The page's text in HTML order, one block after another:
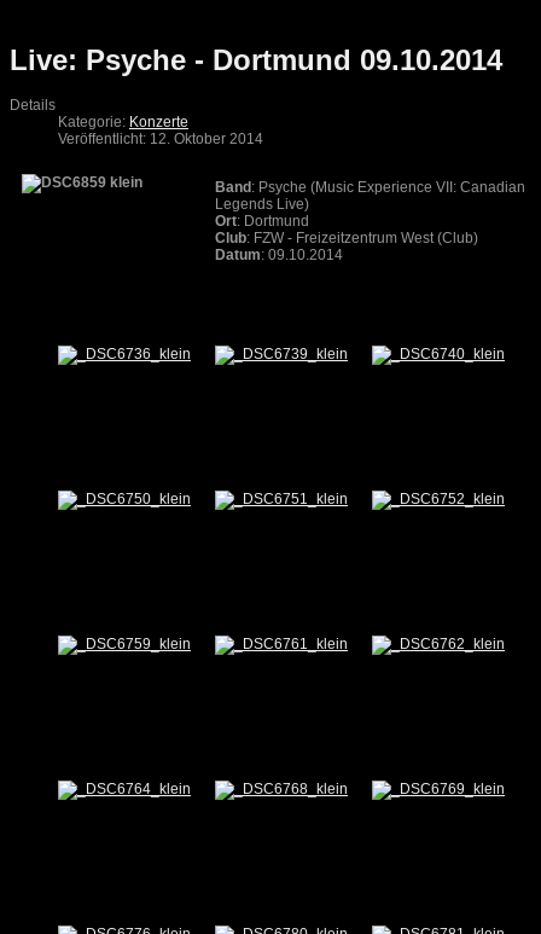
Live: Psyche - Dortmund 09.10.2014
Details
Kategorie: Konzerte
Veröffentlicht: 12. Oktober 2014
Band : Psyche (Music Experience VII: Canadian
Legends Live)
Ort: Dortmund
Club: FZW - Freizeitzentrum West (Club)
Datum: 09.10.2014